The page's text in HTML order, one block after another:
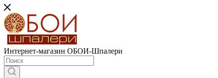
Интернет-магазин ОБОИ-Шпалери